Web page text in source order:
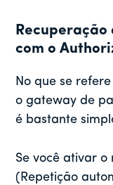
com o
No que se
o gateway de
é bastante
Se você ativar o
(Repetição